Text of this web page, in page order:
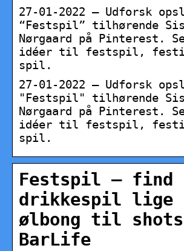
27-01-2022 – Udforsk
“Festspil” tilhørende
Nørgaard på Pinterest.
idéer til festspil,
spil.
27-01-2022 – Udforsk
"Festspil" tilhørende
Nørgaard på Pinterest.
idéer til festspil,
spil.
Festspil –
drikkespil lige
ølbong til
BarLife